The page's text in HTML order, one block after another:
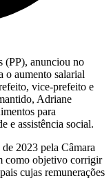
(PP), anunciou no
o aumento salarial
vice-prefeito e
Adriane
para
e assistência social.
2023 pela Câmara
como objetivo corrigir
cujas remunerações